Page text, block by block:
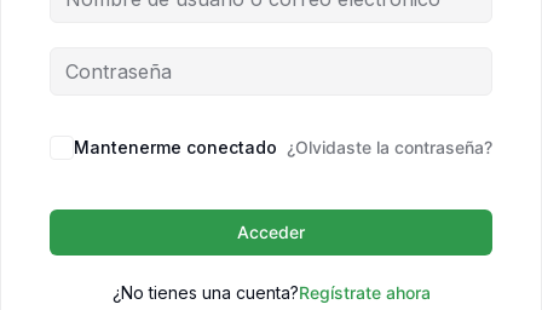
Mantenerme conectado ¿Olvidaste la contraseña?
Acceder
¿No tienes una cuenta?Regístrate ahora